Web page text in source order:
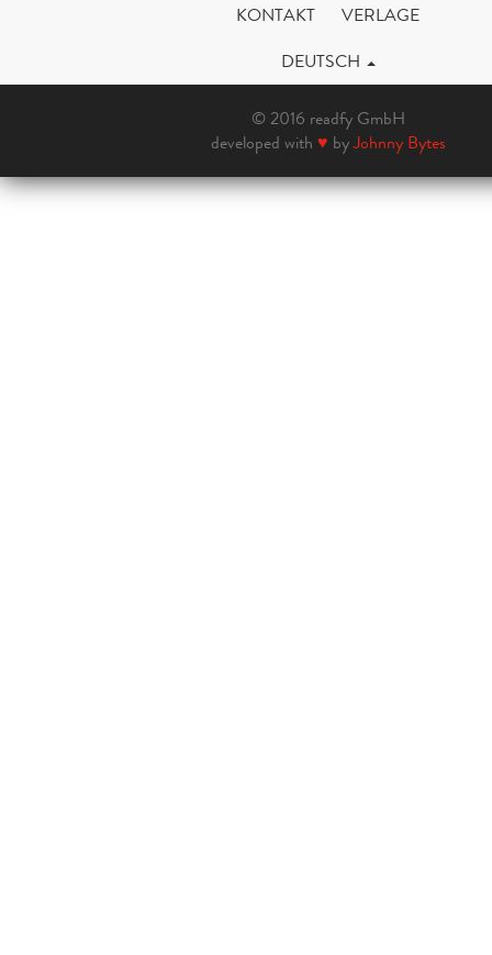
KONTAKT
VERLAGE
DEUTSCH
© 2016 readfy GmbH
developed with ♥ byJohnny Bytes